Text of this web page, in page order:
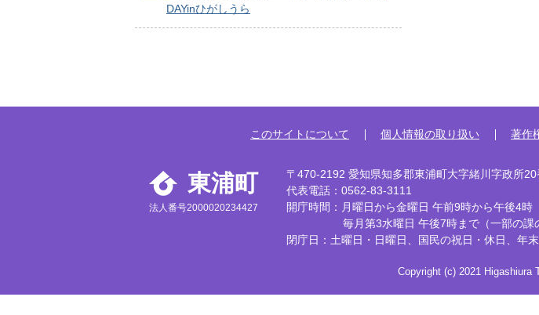
DAYinひがしうら
このサイトについて 個人情報の取り扱い 著作
東浦町
法人番号2000020234427
〒470-2192 愛知県知多郡東浦町大字緒川字政所20
代表電話：0562-83-3111
開庁時間：月曜日から金曜日 午前9時から午後4時
毎月第3水曜日 午後7時まで （一部の
閉庁日：土曜日・日曜日、国民の祝日・休日、年
Copyright (c) 2021 Higashiura